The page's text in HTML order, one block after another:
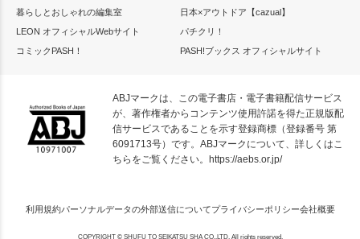
暮らしとおしゃれの編集室
日本×アウトドア【cazual】
LEON オフィシャルWebサイト
パチクリ！
コミックPASH！
PASH!ブックス オフィシャルサイト
ABJマークは、この電子書店・電子書籍配信サービス
が、著作権者からコンテンツ使用許諾を得た正規版配
信サービスであることを示す登録商標（登録番号 第
6091713号）です。ABJマークについて、詳しくはこ
ちらをご覧ください。
https://aebs.or.jp/
利用規約パーソナルデータの外部送信についてプライバシーポリシー会社概要
COPYRIGHT © SHUFU TO SEIKATSU SHA CO.,LTD. All rights reserved.